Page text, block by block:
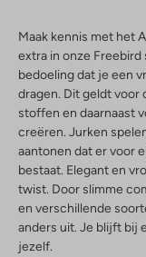
Maak kennis met het
extra in onze Freebird
bedoeling dat je een
dragen. Dit geldt voor
stoffen en daarnaast
creëren. Jurken
aantonen dat er voor
bestaat. Elegant en
twist. Door slimme
en verschillende
anders uit. Je blijft bij
jezelf.